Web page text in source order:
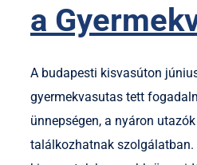
a
A budapesti kisvasúton
gyermekvasutas tett
ünnepségen, a nyáron
találkozhatnak szolgálatban.